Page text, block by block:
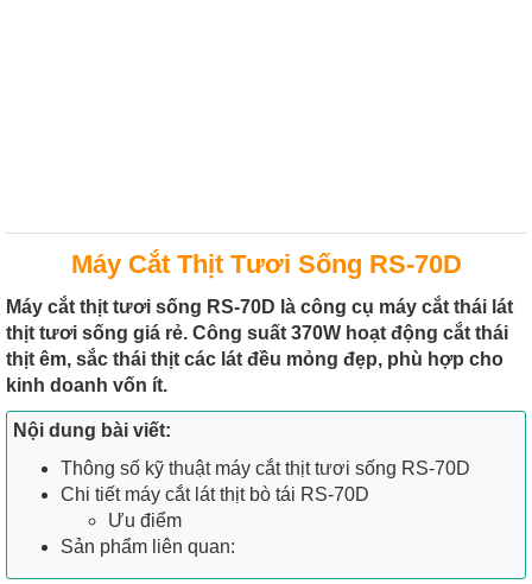
Máy Cắt Thịt Tươi Sống RS-70D
Máy cắt thịt tươi sống RS-70D là công cụ máy cắt thái lát
thịt tươi sống giá rẻ. Công suất 370W hoạt động cắt thái
thịt êm, sắc thái thịt các lát đều mỏng đẹp, phù hợp cho
kinh doanh vốn ít.
Nội dung bài viết:
Thông số kỹ thuật máy cắt thịt tươi sống RS-70D
Chi tiết máy cắt lát thịt bò tái RS-70D
Ưu điểm
Sản phẩm liên quan: